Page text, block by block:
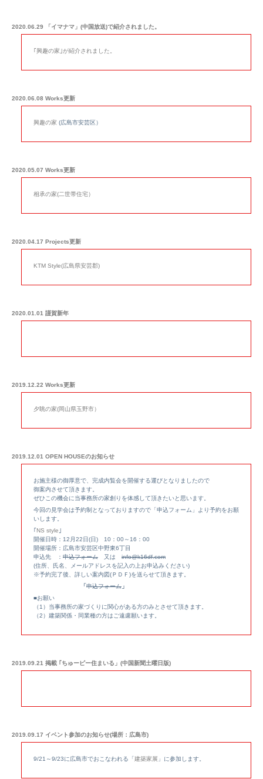
2020.06.29 「イマナマ」(中国放送)で紹介されました。
｢興趣の家 ｣が紹介されました。
2020.06.08 Works更新
興趣の家 (広島市安芸区）
2020.05.07 Works更新
相承の家(二世帯住宅）
2020.04.17 Projects更新
KTM Style(広島県安芸郡)
2020.01.01 謹賀新年
2019.12.22 Works更新
夕眺の家(岡山県玉野市）
2019.12.01 OPEN HOUSEのお知らせ
お施主様の御厚意で、完成内覧会を開催する運びとなりましたので
御案内させて頂きます。
ぜひこの機会に当事務所の家創りを体感して頂きたいと思います。
今回の見学会は予約制となっておりますので「申込フォーム」より予約をお願
いします。
｢NS style ｣
開催日時：12月22日(日) 10：00～16：00
開催場所：広島市安芸区中野東6丁目
申込先 ： 申込フォーム 又は info@k16df.com
(住所、氏名、メールアドレスを記入の上お申込みください)
※予約完了後、詳しい案内図(ＰＤＦ)を送らせて頂きます。
「申込フォーム 」
■お願い
（1）当事務所の家づくりに関心がある方のみとさせて頂きます。
（2）建築関係・同業種の方はご遠慮願います。
2019.09.21 掲載 ｢ちゅーピー住まいる」(中国新聞土曜日版)
2019.09.17 イベント参加のお知らせ(場所：広島市)
9/21～9/23に広島市でおこなわれる「建築家展 」に参加します。